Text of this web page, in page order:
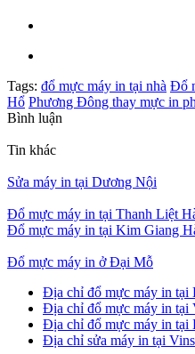
Tags: đổ mực máy in tại nhà Đổ
Hổ Phương Đông thay mực in
Bình luận
Tin khác
Sửa máy in tại Dương Nội
Đổ mực máy in tại Thanh Liệt
Đổ mực máy in tại Kim Giang
Đổ mực máy in ở Đại Mỗ
Địa chỉ đổ mực máy in tại
Địa chỉ đổ mực máy in tại
Địa chỉ đổ mực máy in tại
Địa chỉ sửa máy in tại